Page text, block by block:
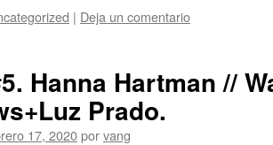
| Deja un comentario
Hanna Hartman //
Prado.
17, 2020porvang